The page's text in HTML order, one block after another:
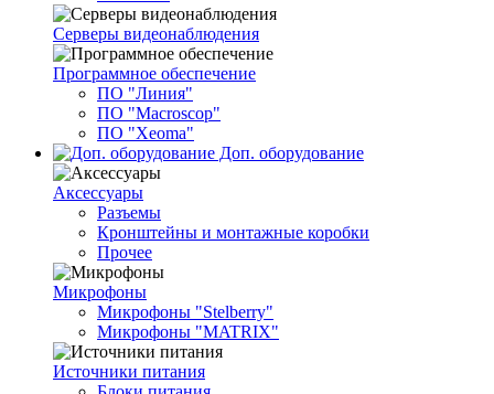
Серверы видеонаблюдения
Программное обеспечение
ПО "Линия"
ПО "Macroscop"
ПО "Xeoma"
Доп. оборудование
Аксессуары
Разъемы
Кронштейны и монтажные коробки
Прочее
Микрофоны
Микрофоны "Stelberry"
Микрофоны "MATRIX"
Источники питания